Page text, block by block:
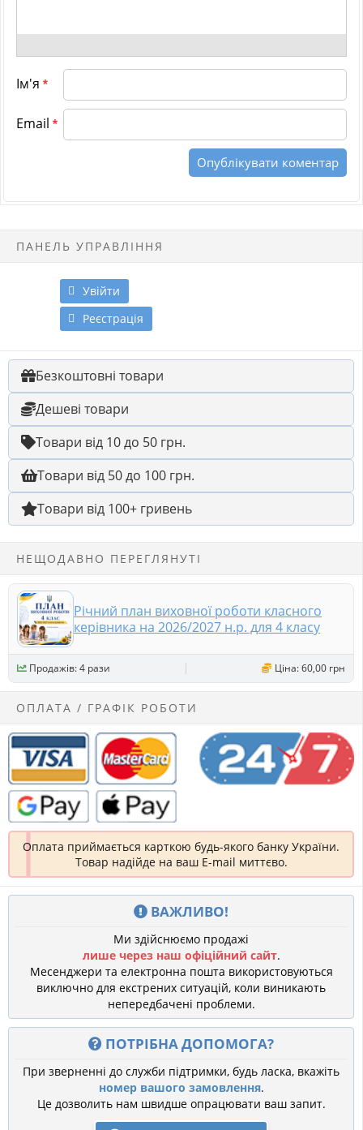
Ім'я *
Email *
ПАНЕЛЬ УПРАВЛІННЯ
Увійти
Реєстрація
Безкоштовні товари
Дешеві товари
Товари від 10 до 50 грн.
Товари від 50 до 100 грн.
Товари від 100+ гривень
НЕЩОДАВНО ПЕРЕГЛЯНУТІ
Річний план виховної роботи класного
керівника на 2026/2027 н.р. для 4 класу
Продажів: 4 рази Ціна: 60,00 грн
ОПЛАТА / ГРАФІК РОБОТИ
Оплата приймається карткою будь-якого банку України.
Товар надійде на ваш E-mail миттєво.
ВАЖЛИВО!
Ми здійснюємо продажі
лише через наш офіційний сайт.
Месенджери та електронна пошта використовуються
виключно для екстрених ситуацій, коли виникають
непередбачені проблеми.
ПОТРІБНА ДОПОМОГА?
При зверненні до служби підтримки, будь ласка, вкажіть
номер вашого замовлення.
Це дозволить нам швидше опрацювати ваш запит.